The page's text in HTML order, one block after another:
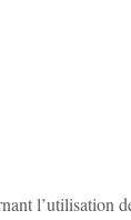
l’utilisation